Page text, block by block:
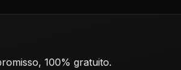
100% gratuito.